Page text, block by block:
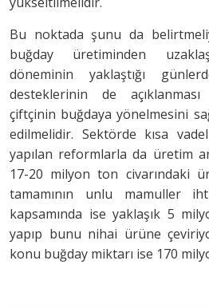
Bu noktada şunu da
buğday üretiminden
döneminin yaklaştığı
desteklerinin de
çiftçinin buğdaya yönelmesini
edilmelidir. Sektörde kısa
yapılan reformlarla da üretim
17-20 milyon ton civarındaki
tamamının unlu mamuller
kapsamında ise yaklaşık 5
yapıp bunu nihai ürüne
konu buğday miktarı ise 170